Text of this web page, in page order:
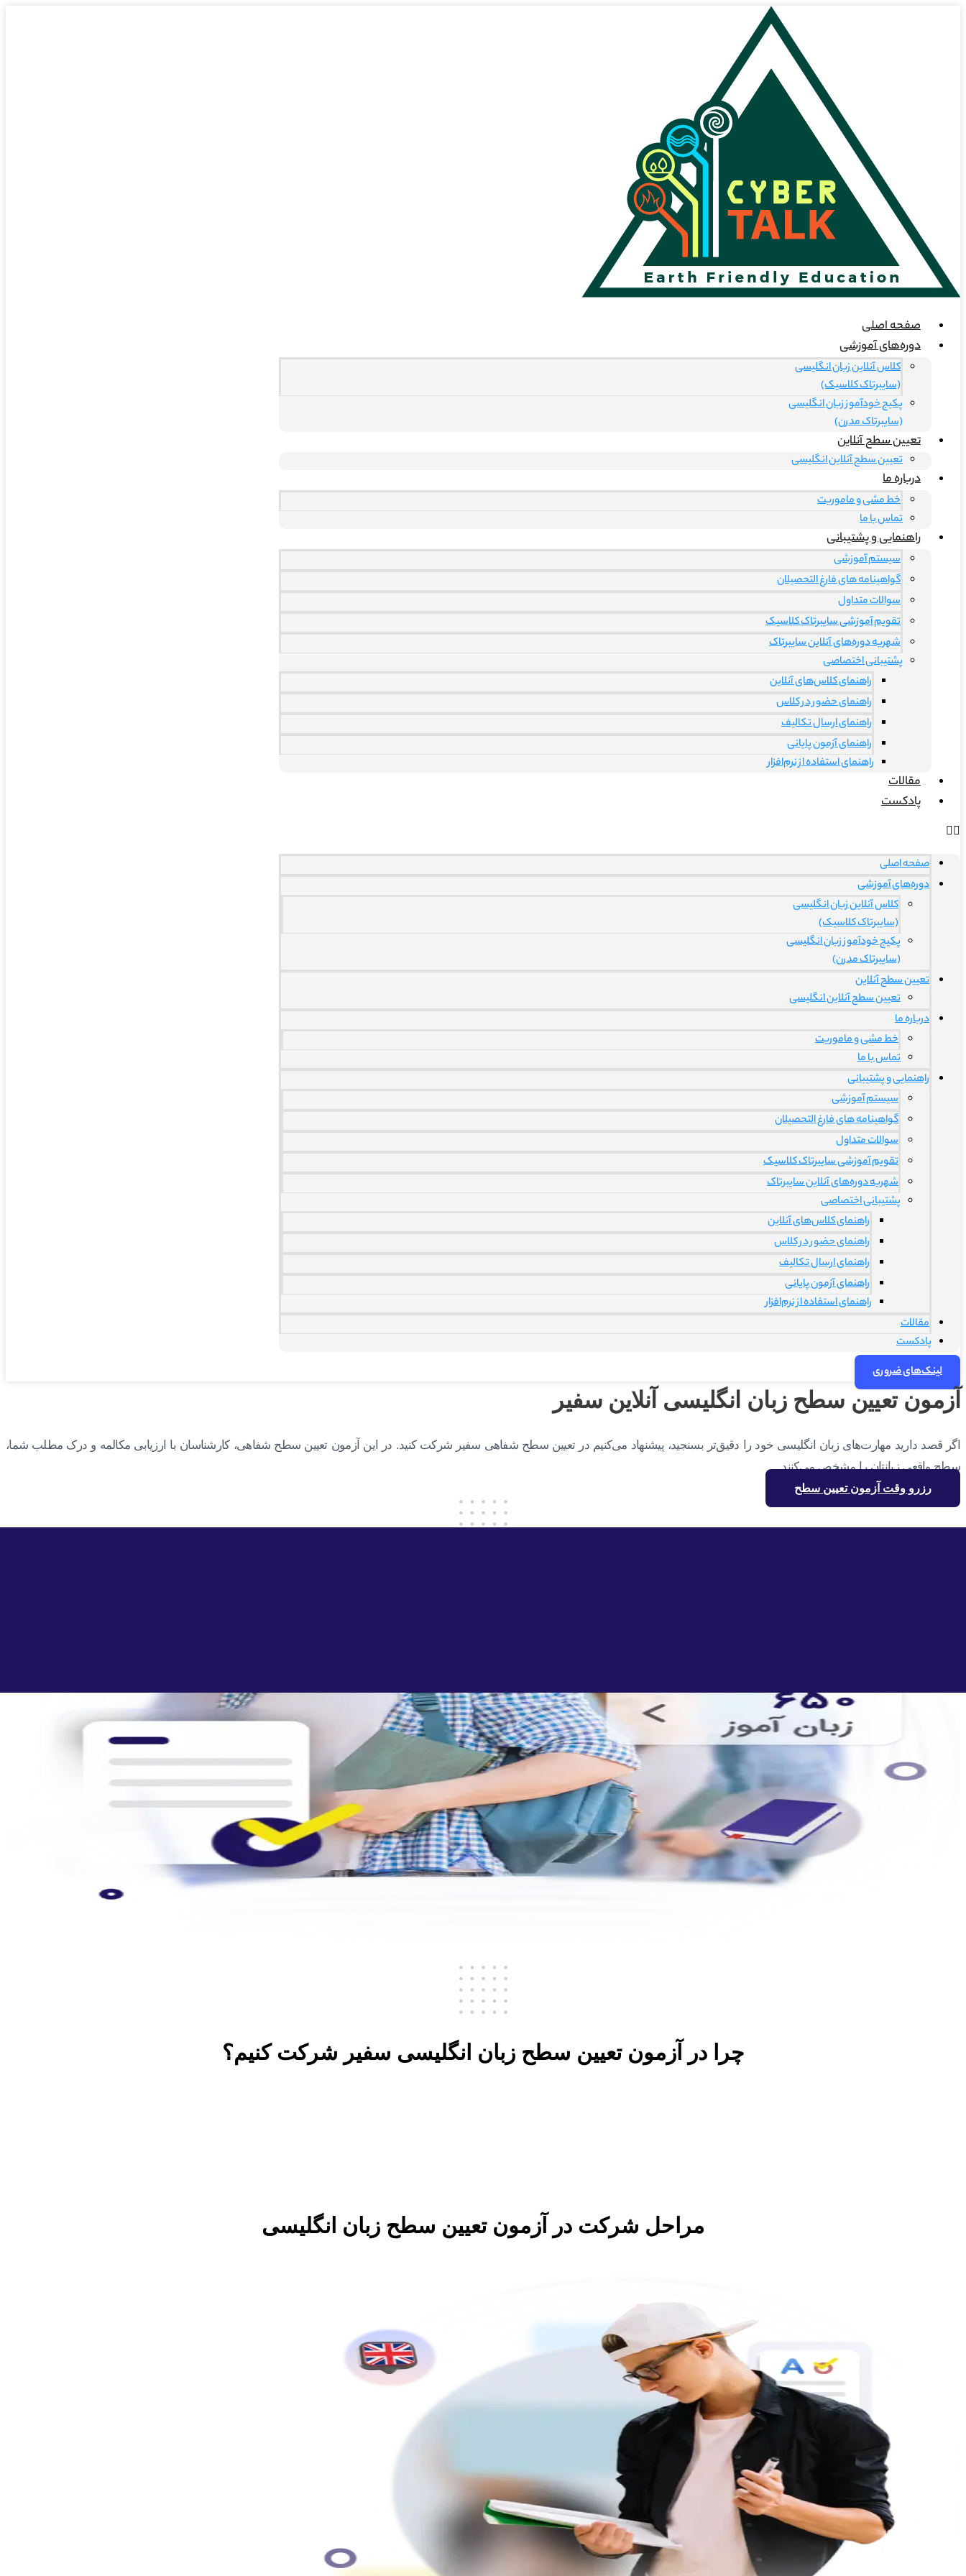
صفحه اصلی
دوره‌های آموزشی
کلاس آنلاین زبان انگلیسی
(سایبرتاک کلاسیک)
پکیج خودآموز زبان انگلیسی
(سایبرتاک مدرن)
تعیین سطح آنلاین
تعیین سطح آنلاین انگلیسی
درباره ما
خط مشی و ماموریت
تماس با ما
راهنمایی و پشتیبانی
سیستم آموزشی
گواهینامه های فارغ التحصیلان
سوالات متداول
تقویم آموزشی سایبرتاک کلاسیک
شهریه دوره‌های آنلاین سایبرتاک
پشتیبانی اختصاصی
راهنمای کلاس‌های آنلاین
راهنمای حضور در کلاس
راهنمای ارسال تکالیف
راهنمای آزمون پایانی
راهنمای استفاده از نرم‌افزار
مقالات
پادکست
صفحه اصلی
دوره‌های آموزشی
کلاس آنلاین زبان انگلیسی
(سایبرتاک کلاسیک)
پکیج خودآموز زبان انگلیسی
(سایبرتاک مدرن)
تعیین سطح آنلاین
تعیین سطح آنلاین انگلیسی
درباره ما
خط مشی و ماموریت
تماس با ما
راهنمایی و پشتیبانی
سیستم آموزشی
گواهینامه های فارغ التحصیلان
سوالات متداول
تقویم آموزشی سایبرتاک کلاسیک
شهریه دوره‌های آنلاین سایبرتاک
پشتیبانی اختصاصی
راهنمای کلاس‌های آنلاین
راهنمای حضور در کلاس
راهنمای ارسال تکالیف
راهنمای آزمون پایانی
راهنمای استفاده از نرم‌افزار
مقالات
پادکست
لینک‌های ضروری
آزمون تعیین سطح زبان انگلیسی آنلاین سفیر
اگر قصد دارید مهارت‌های زبان انگلیسی خود را دقیق‌تر بسنجید، پیشنهاد می‌کنیم در تعیین سطح شفاهی سفیر شرکت کنید. در این آزمون تعیین سطح شفاهی، کارشناسان با ارزیابی مکالمه و درک مطلب شما،
سطح واقعی زبانتان را مشخص می‌کنند.
رزرو وقت آزمون تعیین سطح
چرا در آزمون تعیین سطح زبان انگلیسی سفیر شرکت کنیم؟
مراحل شرکت در آزمون تعیین سطح زبان انگلیسی